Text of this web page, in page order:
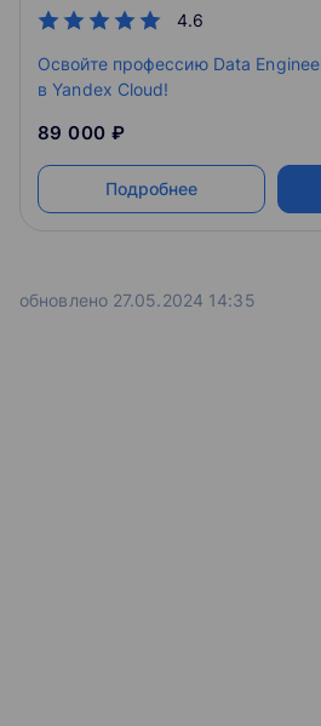
4.6
Освойте профессию Data
в Yandex Cloud!
89 000 ₽
Подробнее
обновлено 27.05.2024 14:35